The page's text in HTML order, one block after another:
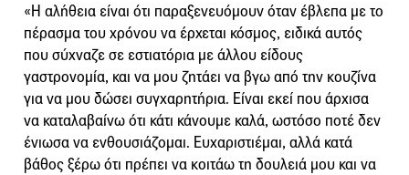
«Η αλήθεια είναι ότι παραξενευόμουν όταν έβλεπα με το
πέρασμα του χρόνου να έρχεται κόσμος, ειδικά αυτός
που σύχναζε σε εστιατόρια με άλλου είδους
γαστρονομία, και να μου ζητάει να βγω από την κουζίνα
για να μου δώσει συγχαρητήρια. Είναι εκεί που άρχισα
να καταλαβαίνω ότι κάτι κάνουμε καλά, ωστόσο ποτέ δεν
ένιωσα να ενθουσιάζομαι. Ευχαριστιέμαι, αλλά κατά
βάθος ξέρω ότι πρέπει να κοιτάω τη δουλειά μου και να